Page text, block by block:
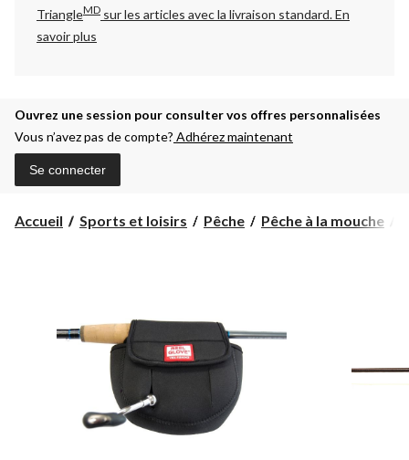
TriangleMD sur les articles avec la livraison standard.En
savoir plus
Ouvrez une session pour consulter vos offres personnalisées
Vous n’avez pas de compte? Adhérez maintenant
Se connecter
Accueil Sports et loisirs Pêche Pêche à la mouche